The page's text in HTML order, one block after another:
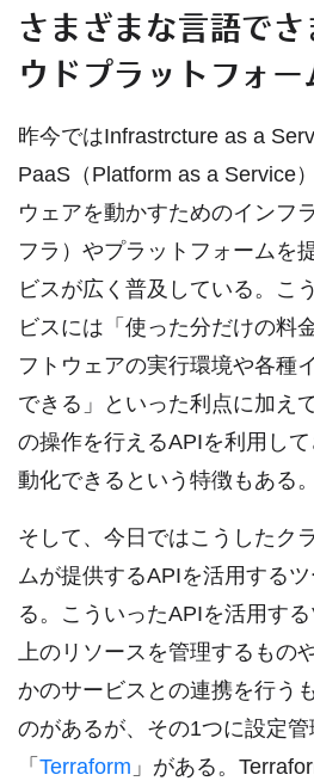
さまざまな言語でさ
ウドプラットフォ
昨今ではInfrastrcture as a
PaaS（Platform as a Service
ウェアを動かすためのインフ
フラ）やプラットフォームを
ビスが広く普及している。こ
ビスには「使った分だけの料
フトウェアの実行環境や各種
できる」といった利点に加え
の操作を行えるAPIを利用し
動化できるという特徴もある。
そして、今日ではこうしたク
ムが提供するAPIを活用する
る。こういったAPIを活用す
上のリソースを管理するもの
かのサービスとの連携を行う
のがあるが、その1つに設定
「 Terraform 」がある。